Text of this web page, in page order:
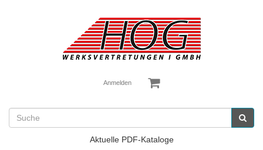
Anmelden
Aktuelle PDF-Kataloge